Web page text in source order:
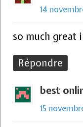
14
so much great
Répondre
best
15